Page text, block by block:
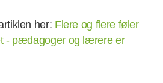
her: Flere og flere føler
- pædagoger og lærere er